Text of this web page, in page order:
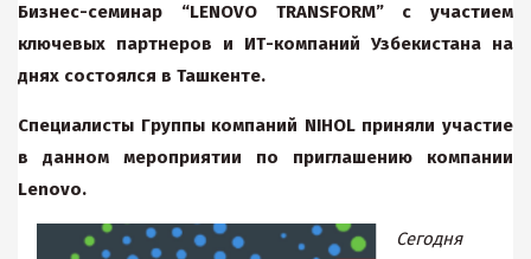
Бизнес-семинар “LENOVO TRANSFORM” с участием
ключевых партнеров и ИТ-компаний Узбекистана на
днях состоялся в Ташкенте.
Специалисты Группы компаний NIHOL приняли участие
в данном мероприятии по приглашению компании
Lenovo.
Сегодня